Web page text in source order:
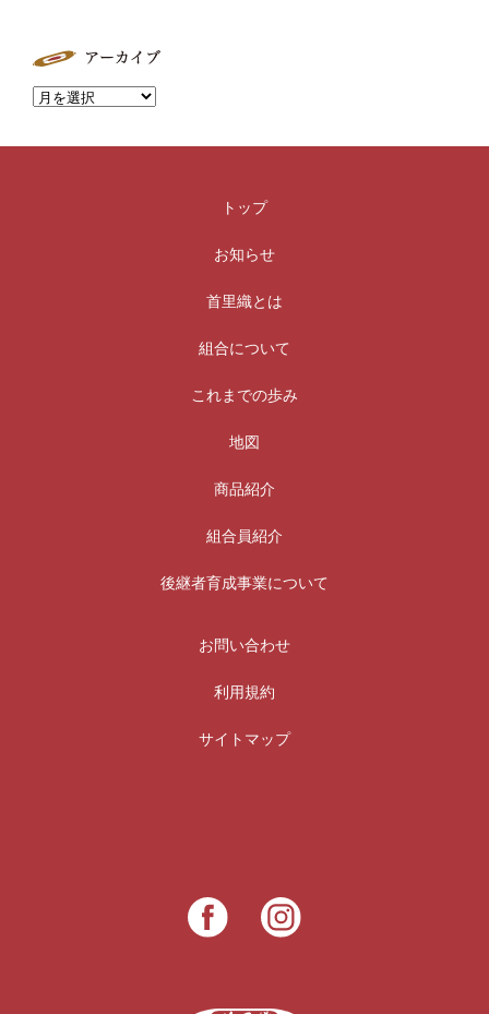
トップ
お知らせ
首里織とは
組合について
これまでの歩み
地図
商品紹介
組合員紹介
後継者育成事業について
お問い合わせ
利用規約
サイトマップ